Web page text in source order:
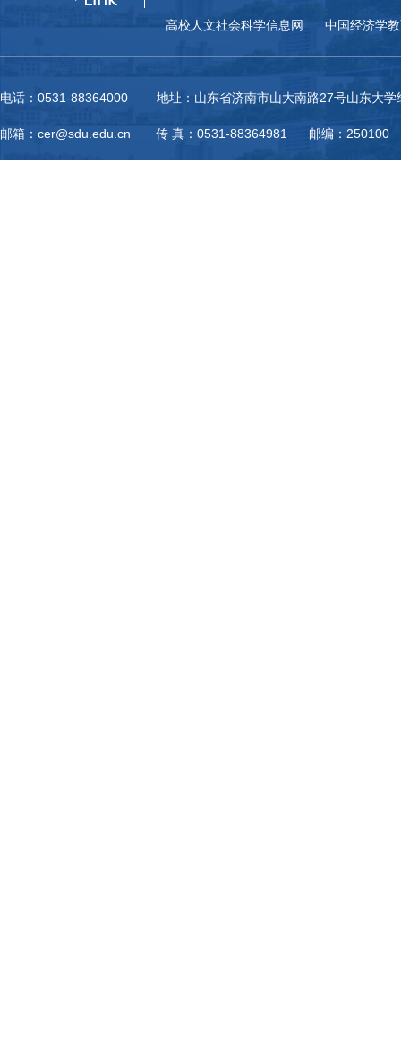
高校人文社会科学信息网 中国经济学
电话：0531-88364000 地址：山东省济南市山大南路27号山东大学
邮箱：cer@sdu.edu.cn 传 真：0531-88364981 邮编：250100